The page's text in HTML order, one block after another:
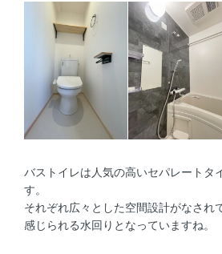
バストイレは人気の高いセパレートタ
す。
それぞれ広々とした空間設計がなされ
感じられる水回りとなっていますね。